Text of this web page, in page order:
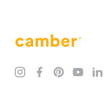
Camber
instagramfacebookpinterestyoutube